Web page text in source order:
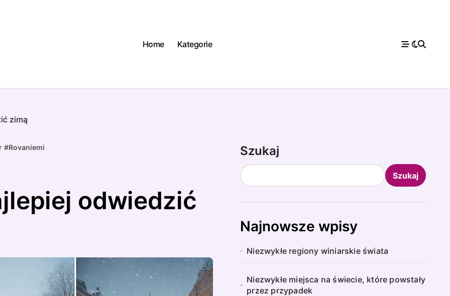
Home Kategorie
zimą
#Rovaniemi
odwiedzić
Szukaj
Szukaj
Najnowsze wpisy
Niezwykłe regiony winiarskie świata
Niezwykłe miejsca na świecie, które powstały
przez przypadek